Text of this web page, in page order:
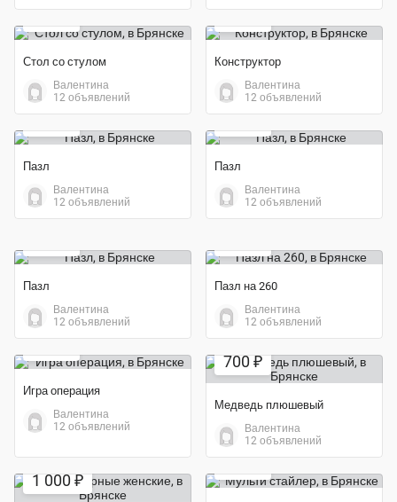
Стол со стулом
Валентина
12 объявлений
Конструктор
Валентина
12 объявлений
Пазл
Валентина
12 объявлений
Пазл
Валентина
12 объявлений
Пазл
Валентина
12 объявлений
Пазл на 260
Валентина
12 объявлений
Игра операция
Валентина
12 объявлений
700 ₽
Медведь плюшевый
Валентина
12 объявлений
1 000 ₽